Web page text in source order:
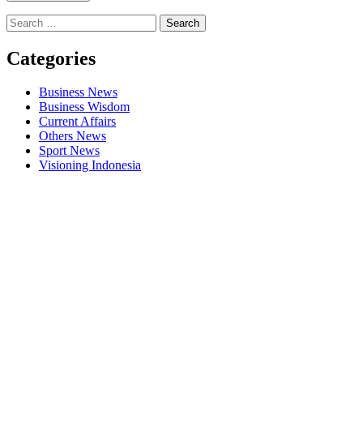
Search
for:
Categories
Business News
Business Wisdom
Current Affairs
Others News
Sport News
Visioning Indonesia